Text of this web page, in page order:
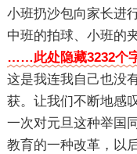
小班扔沙包向家长进
中班的拍球、小班的
……此处隐藏3232
这是我连我自己也没
获。让我们不断地感
一次对元旦这种举国
教育的一种改革，以